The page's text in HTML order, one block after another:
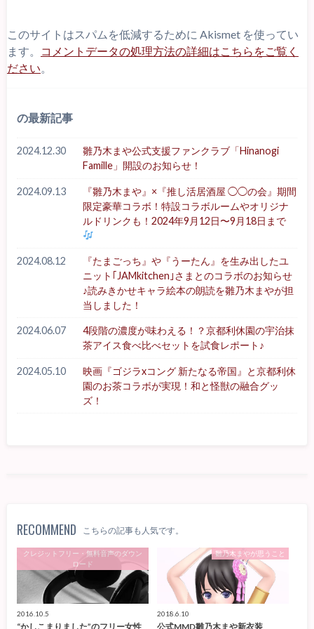
このサイトはスパムを低減するために Akismet を使ってい
ます。
コメントデータの処理方法の詳細はこちらをご覧く
ださい
の最新記事
2024.12.30
雛乃木まや公式支援ファンクラブ「Hinanogi
Famille」開設のお知らせ！
2024.09.13
『雛乃木まや』×『推し活居酒屋 ◯◯の会』期間
限定豪華コラボ！特設コラボルームやオリジナ
ルドリンクも！2024年9月12日〜9月18日まで
2024.08.12
『たまごっち』や『うーたん』を生み出したユ
ニット｢JAMkitchen｣さまとのコラボのお知らせ
♪読みきかせキャラ絵本の朗読を雛乃木まやが担
当しました！
2024.06.07
4段階の濃度が味わえる！？京都利休園の宇治抹
茶アイス食べ比べセットを試食レポート♪
2024.05.10
映画『ゴジラxコング 新たなる帝国』と京都利休
園のお茶コラボが実現！和と怪獣の融合グッ
ズ！
RECOMMEND こちらの記事も人気です。
クレジットフリー・無料音声のダウン
ロード
2016.10.5
“かしこまりました”のフリー女性
雛乃木まやが思うこと
2018.6.10
公式MMD雛乃木まや新衣装